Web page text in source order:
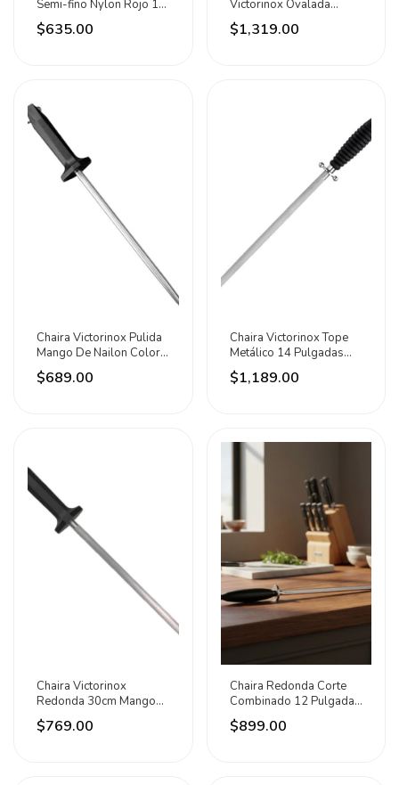
Semi-fino Nylon Rojo 10
Pulgadas Rojo
$635.00
Victorinox Ovalada
Mango Nylon Negro
$1,319.00
Chaira Victorinox Pulida
Mango De Nailon Color
Negro 25cm Negro
$689.00
Chaira Victorinox Tope
Metálico 14 Pulgadas
Calidad Premium Negro
$1,189.00
Chaira Victorinox
Redonda 30cm Mango
Nylon Color Negro
Negro
$769.00
Chaira Redonda Corte
Combinado 12 Pulgadas
Victorinox Negro
$899.00